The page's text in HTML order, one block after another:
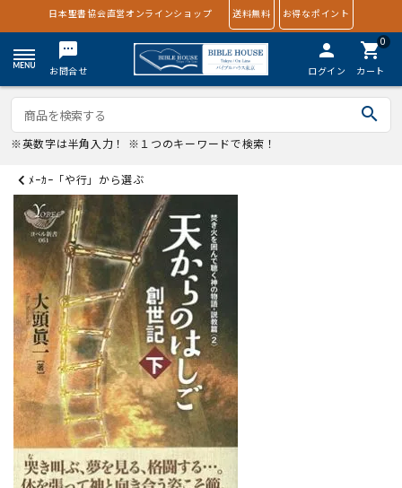
日本聖書協会直営オンラインショップ 送料無料 お得なポイント
textsms
お問合せ
person
ログイン
0
shopping_cart
カート
search
※英数字は半角入力！ ※１つのキーワードで検索！
ﾒｰｶｰ「や行」から選ぶ